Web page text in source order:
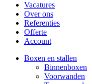
Vacatures
Over ons
Referenties
Offerte
Account
Boxen en stallen
Binnenboxen
Voorwanden